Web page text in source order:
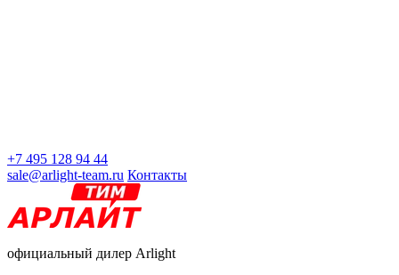
+7 495 128 94 44
sale@arlight-team.ru Контакты
официальный дилер Arlight